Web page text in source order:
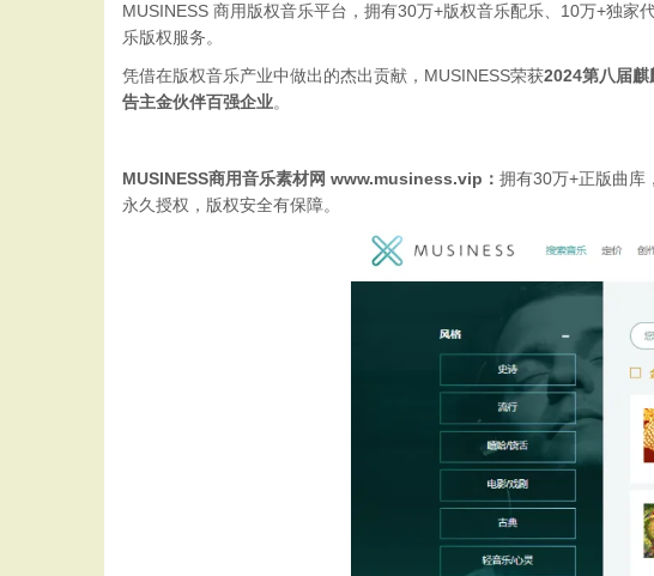
MUSINESS 商用版权音乐平台，拥有30万+版权音乐配乐、10万+独
乐版权服务。
凭借在版权音乐产业中做出的杰出贡献，MUSINESS荣获2024第八届麒
告主金伙伴百强企业。
MUSINESS商用音乐素材网 www.musiness.vip： 拥有30万+正版曲库
永久授权，版权安全有保障。